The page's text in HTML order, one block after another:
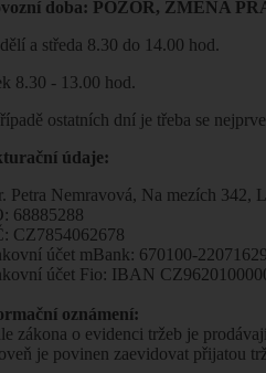
doba: POZOR, ZMĚNA
a středa 8.30 do 14.00 hod.
8.30 - 13.00 hod.
ostatních dní je třeba se
údaje:
Petra Nemravová, Na mezích 342,
68885288
CZ7854062678
účet mBank: 670100-
účet Fio: IBAN
oznámení:
zákona o evidenci tržeb je
je povinen zaevidovat přijatou